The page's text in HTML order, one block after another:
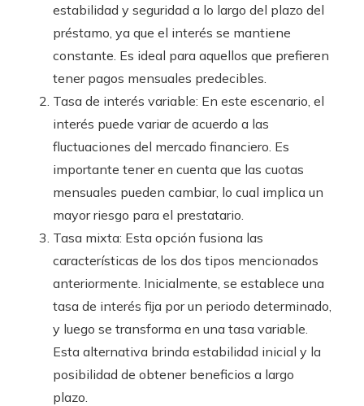
estabilidad y seguridad a lo largo del plazo del
préstamo, ya que el interés se mantiene
constante. Es ideal para aquellos que prefieren
tener pagos mensuales predecibles.
Tasa de interés variable: En este escenario, el
interés puede variar de acuerdo a las
fluctuaciones del mercado financiero. Es
importante tener en cuenta que las cuotas
mensuales pueden cambiar, lo cual implica un
mayor riesgo para el prestatario.
Tasa mixta: Esta opción fusiona las
características de los dos tipos mencionados
anteriormente. Inicialmente, se establece una
tasa de interés fija por un periodo determinado,
y luego se transforma en una tasa variable.
Esta alternativa brinda estabilidad inicial y la
posibilidad de obtener beneficios a largo
plazo.